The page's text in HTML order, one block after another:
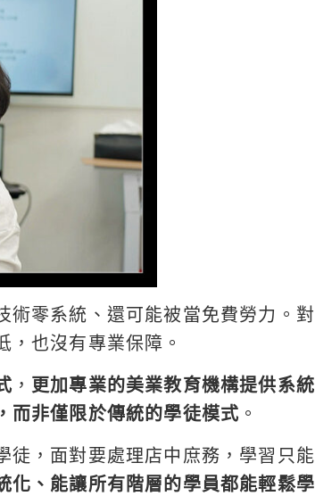
術零系統、還可能被當免費勞力。對
也沒有專業保障。
， 更加專業的美業教育機構提供系統
而非僅限於傳統的學徒模式 。
徒，面對要處理店中庶務，學習只能
化、能讓所有階層的學員都能輕鬆學